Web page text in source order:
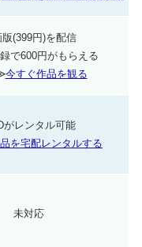
(399円)を配信
で600円がもらえる
今すぐ作品を観る
がレンタル可能
を宅配レンタルする
未対応